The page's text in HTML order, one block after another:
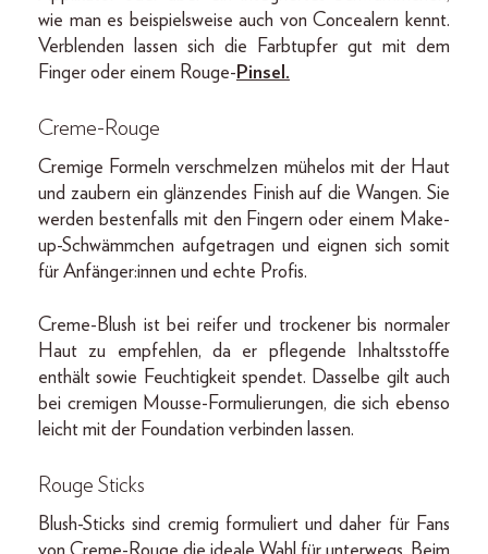
wie man es beispielsweise auch von Concealern kennt.
Verblenden lassen sich die Farbtupfer gut mit dem
Finger oder einem Rouge- Pinsel.
Creme-Rouge
Cremige Formeln verschmelzen mühelos mit der Haut
und zaubern ein glänzendes Finish auf die Wangen. Sie
werden bestenfalls mit den Fingern oder einem Make-
up-Schwämmchen aufgetragen und eignen sich somit
für Anfänger:innen und echte Profis.
Creme-Blush ist bei reifer und trockener bis normaler
Haut zu empfehlen, da er pflegende Inhaltsstoffe
enthält sowie Feuchtigkeit spendet. Dasselbe gilt auch
bei cremigen Mousse-Formulierungen, die sich ebenso
leicht mit der Foundation verbinden lassen.
Rouge Sticks
Blush-Sticks sind cremig formuliert und daher für Fans